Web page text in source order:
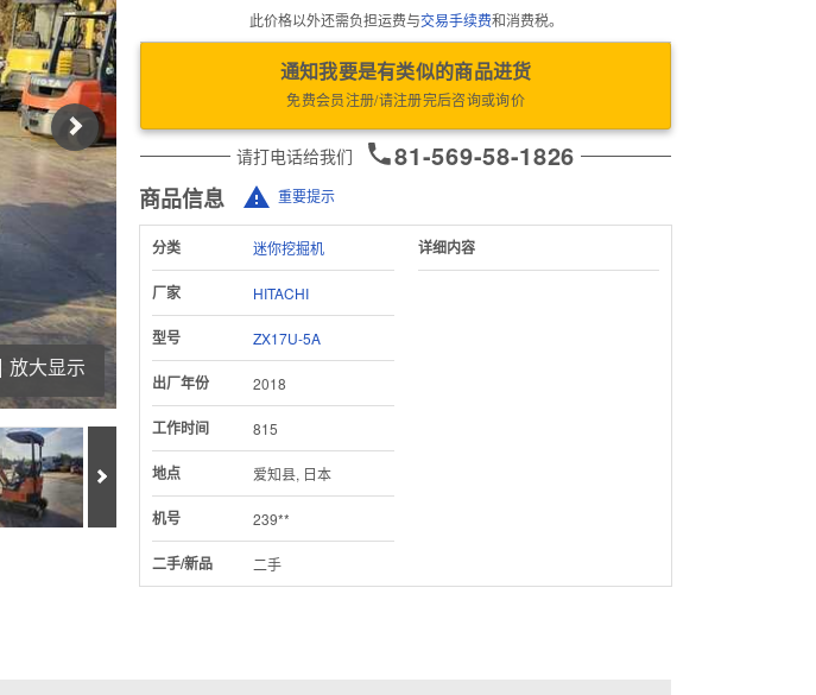
Next
放大显示
Next
此价格以外还需负担运费与交易手续费和消费税。
通知我要是有类似的商品进货
免费会员注册/请注册完后咨询或询价
请打电话给我们 81-569-58-1826
商品信息 重要提示
分类 迷你挖掘机
厂家 HITACHI
型号 ZX17U-5A
出厂年份 2018
工作时间 815
地点 爱知县, 日本
机号 239**
二手/新品 二手
详细内容